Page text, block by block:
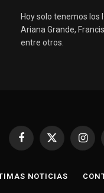
Hoy solo tenemos
Ariana Grande,
entre otros.
Facebook
X
NOTICIAS